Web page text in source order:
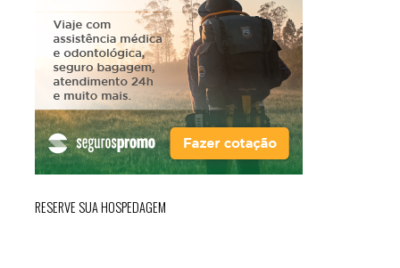
fadas"
RESERVE SUA HOSPEDAGEM